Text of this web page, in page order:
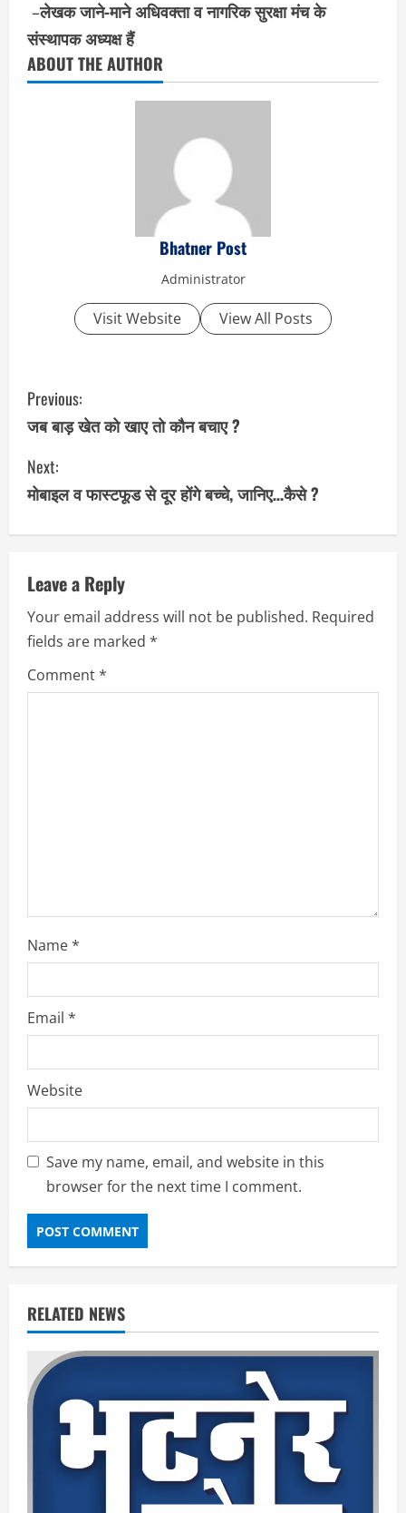
–लेखक जाने-माने अधिवक्ता व नागरिक सुरक्षा मंच के
संस्थापक अध्यक्ष हैं
ABOUT THE AUTHOR
Bhatner Post
Administrator
Visit Website View All Posts
C
o
n
t
i
n
u
e
R
g
Previous:
जब बाड़ खेत को खाए तो कौन बचाए ?
Next:
मोबाइल व फास्टफूड से दूर होंगे बच्चे, जानिए…कैसे ?
Leave a Reply
Your email address will not be published. Required
fields are marked *
Comment*
Name*
Email *
Website
Save my name, email, and website in this
browser for the next time I comment.
RELATED NEWS